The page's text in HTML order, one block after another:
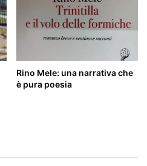
Rino Mele: una narrativa che
è pura poesia